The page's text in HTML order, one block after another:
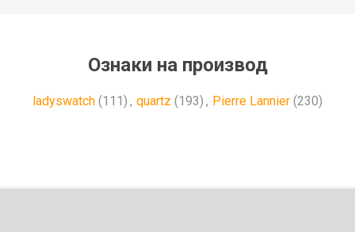
Ознаки на производ
ladyswatch (111) , quartz (193) , Pierre Lannier (230)